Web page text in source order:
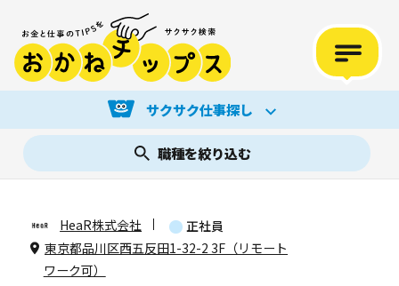
サクサク仕事探し
職種を絞り込む
HeaR株式会社
正社員
東京都品川区西五反田1-32-2 3F（リモート
ワーク可）